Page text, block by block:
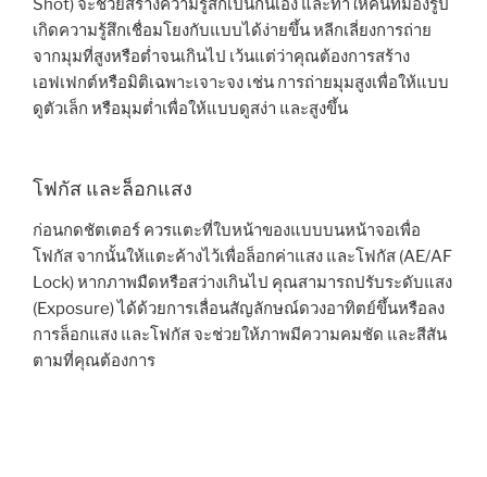
Shot) จะช่วยสร้างความรู้สึกเป็นกันเอง และทำให้คนที่มองรูป
เกิดความรู้สึกเชื่อมโยงกับแบบได้ง่ายขึ้น หลีกเลี่ยงการถ่าย
จากมุมที่สูงหรือต่ำจนเกินไป เว้นแต่ว่าคุณต้องการสร้าง
เอฟเฟกต์หรือมิติเฉพาะเจาะจง เช่น การถ่ายมุมสูงเพื่อให้แบบ
ดูตัวเล็ก หรือมุมต่ำเพื่อให้แบบดูสง่า และสูงขึ้น
โฟกัส และล็อกแสง
ก่อนกดชัตเตอร์ ควรแตะที่ใบหน้าของแบบบนหน้าจอเพื่อ
โฟกัส จากนั้นให้แตะค้างไว้เพื่อล็อกค่าแสง และโฟกัส (AE/AF
Lock) หากภาพมืดหรือสว่างเกินไป คุณสามารถปรับระดับแสง
(Exposure) ได้ด้วยการเลื่อนสัญลักษณ์ดวงอาทิตย์ขึ้นหรือลง
การล็อกแสง และโฟกัส จะช่วยให้ภาพมีความคมชัด และสีสัน
ตามที่คุณต้องการ